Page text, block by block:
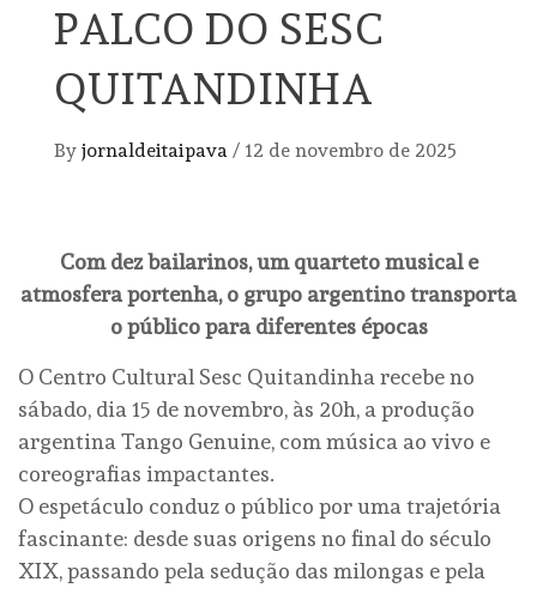
PALCO DO SESC
QUITANDINHA
By jornaldeitaipava / 12 de novembro de 2025
Com dez bailarinos, um quarteto musical e
atmosfera portenha, o grupo argentino transporta
o público para diferentes épocas
O Centro Cultural Sesc Quitandinha recebe no
sábado, dia 15 de novembro, às 20h, a produção
argentina Tango Genuine, com música ao vivo e
coreografias impactantes.
O espetáculo conduz o público por uma trajetória
fascinante: desde suas origens no final do século
XIX, passando pela sedução das milongas e pela